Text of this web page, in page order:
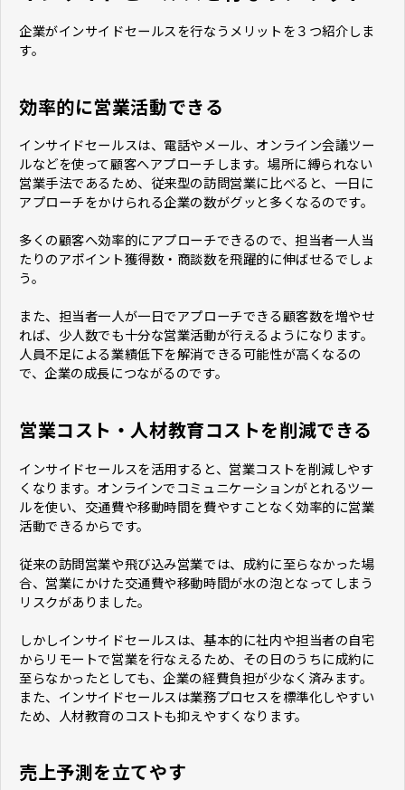
企業がインサイドセールスを行なうメリットを３つ紹介しま
す。
効率的に営業活動できる
インサイドセールスは、電話やメール、オンライン会議ツー
ルなどを使って顧客へアプローチします。場所に縛られない
営業手法であるため、従来型の訪問営業に比べると、一日に
アプローチをかけられる企業の数がグッと多くなるのです。
多くの顧客へ効率的にアプローチできるので、担当者一人当
たりのアポイント獲得数・商談数を飛躍的に伸ばせるでしょ
う。
また、担当者一人が一日でアプローチできる顧客数を増やせ
れば、少人数でも十分な営業活動が行えるようになります。
人員不足による業績低下を解消できる可能性が高くなるの
で、企業の成長につながるのです。
営業コスト・人材教育コストを削減できる
インサイドセールスを活用すると、営業コストを削減しやす
くなります。オンラインでコミュニケーションがとれるツー
ルを使い、交通費や移動時間を費やすことなく効率的に営業
活動できるからです。
従来の訪問営業や飛び込み営業では、成約に至らなかった場
合、営業にかけた交通費や移動時間が水の泡となってしまう
リスクがありました。
しかしインサイドセールスは、基本的に社内や担当者の自宅
からリモートで営業を行なえるため、その日のうちに成約に
至らなかったとしても、企業の経費負担が少なく済みます。
また、インサイドセールスは業務プロセスを標準化しやすい
ため、人材教育のコストも抑えやすくなります。
売上予測を立てやす